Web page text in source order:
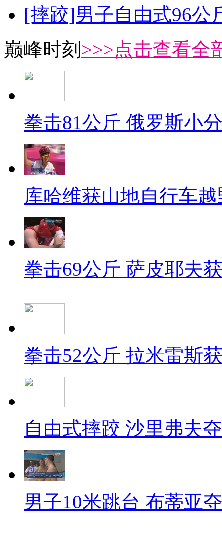
[摔跤]男子自由式96公
巅峰时刻 >>>点击查看全
拳击81公斤 俄罗斯小
库哈维获山地自行车
拳击69公斤 萨皮耶夫
拳击52公斤 拉米雷斯
自由式摔跤 沙里弗夫
男子10米跳台 布蒂亚